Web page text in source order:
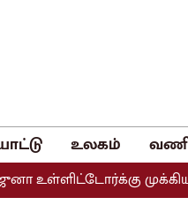
உலகம்
முக்கிய